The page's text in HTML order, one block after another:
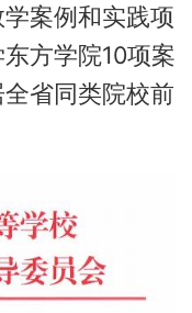
案例和实践项
方学院10项案
省同类院校前